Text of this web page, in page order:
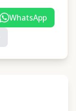
WhatsApp